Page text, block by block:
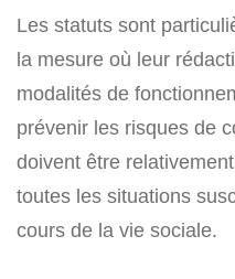
Les statuts sont
la mesure où leur
modalités de
prévenir les risques de
doivent être
toutes les situations
cours de la vie sociale.